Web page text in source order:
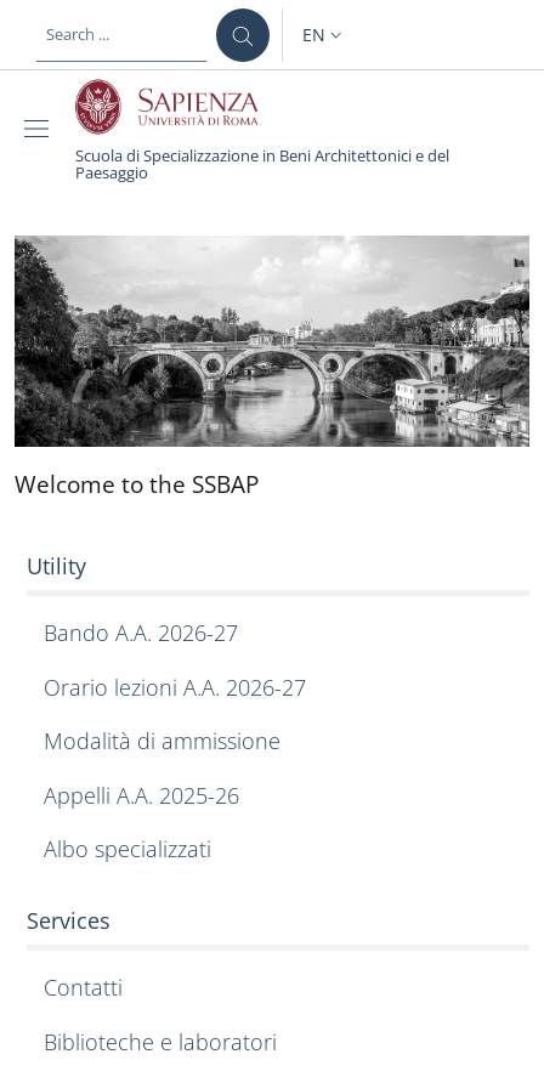
LANGUAGE SWITCHER:
EN
Scuola di Specializzazione in Beni Architettonici e del
Paesaggio
Scuola di
Welcome to the SSBAP
Welcome to the SSBAP
Utility
Bando A.A. 2026-27
Orario lezioni A.A. 2026-27
Modalità di ammissione
Appelli A.A. 2025-26
Albo specializzati
Services
Contatti
Biblioteche e laboratori